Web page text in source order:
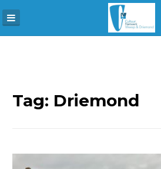
Skip
to
Tag: Driemond